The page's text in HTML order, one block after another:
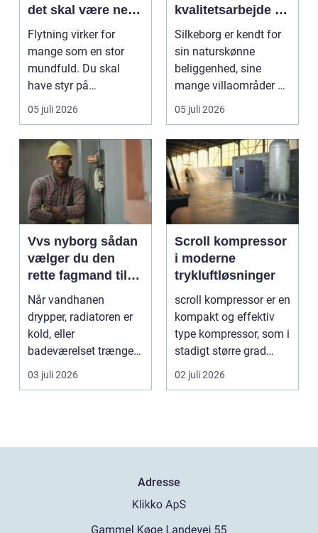
det skal være nemt
at komme videre
Flytning virker for
mange som en stor
mundfuld. Du skal
have styr på
nedpakning, tunge
l&oslas...
05 juli 2026
kvalitetsarbejde til
overkommelige
priser
Silkeborg er kendt for
sin naturskønne
beliggenhed, sine
mange villaområder og
en bland...
05 juli 2026
Vvs nyborg sådan
vælger du den
rette fagmand til
opgaven
Når vandhanen
drypper, radiatoren er
kold, eller
badeværelset trænger
til en gennemgribende
renoveri...
03 juli 2026
Scroll kompressor
i moderne
trykluftløsninger
scroll kompressor er en
kompakt og effektiv
type kompressor, som i
stadigt større grad
vælges til an...
02 juli 2026
Adresse